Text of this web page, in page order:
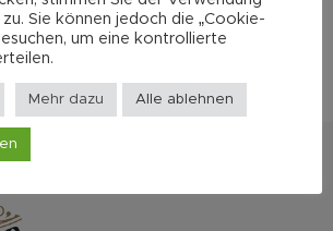
Sie können jedoch die „Cookie-
um eine kontrollierte
Mehr dazu Alle ablehnen